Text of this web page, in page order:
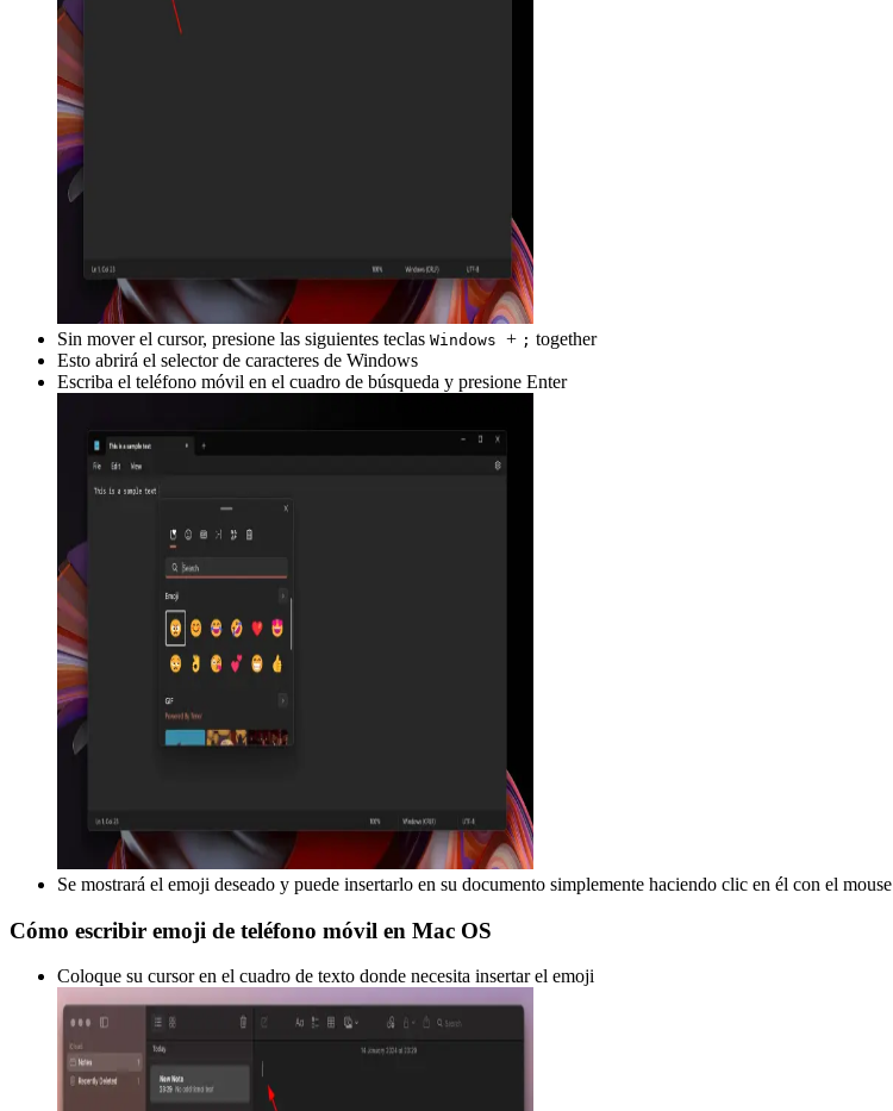
Sin mover el cursor, presione las siguientes teclas Windows + ; together
Esto abrirá el selector de caracteres de Windows
Escriba el teléfono móvil en el cuadro de búsqueda y presione Enter
Se mostrará el emoji deseado y puede insertarlo en su documento simplemente haciendo clic en él con el mouse
Cómo escribir emoji de teléfono móvil en Mac OS
Coloque su cursor en el cuadro de texto donde necesita insertar el emoji